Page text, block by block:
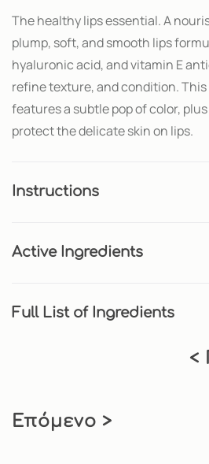
The healthy lips essential. A
plump, soft, and smooth lips
hyaluronic acid, and vitamin E
refine texture, and condition.
features a subtle pop of color,
protect the delicate skin on lips.
Instructions
Active Ingredients
Full List of Ingredients
<
Επόμενο >